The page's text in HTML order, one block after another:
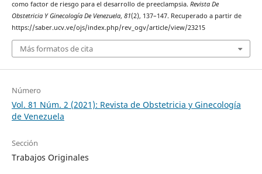
como factor de riesgo para el desarrollo de preeclampsia. Revista De
Obstetricia Y Ginecología De Venezuela, 81(2), 137–147. Recuperado a partir de
https://saber.ucv.ve/ojs/index.php/rev_ogv/article/view/23215
Más formatos de cita
Número
Vol. 81 Núm. 2 (2021): Revista de Obstetricia y Ginecología
de Venezuela
Sección
Trabajos Originales